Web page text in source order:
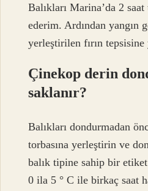
Balıkları Marina’da 2 saat
ederim. Ardından yangın
yerleştirilen fırın
Çinekop derin
saklanır?
Balıkları dondurmadan
torbasına yerleştirin ve
balık tipine sahip bir
0 ila 5 ° C ile birkaç saat